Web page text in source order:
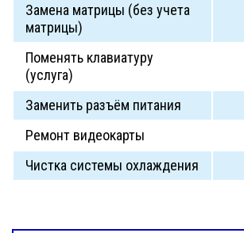
Замена матрицы (без учета
матрицы)
Поменять клавиатуру
(услуга)
Заменить разъём питания
Ремонт видеокарты
Чистка системы охлаждения